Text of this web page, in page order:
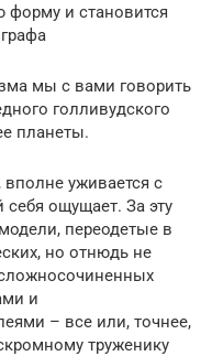
форму и становится
мы с вами говорить
голливудского
планеты.
уживается с
ощущает. За эту
переодетые в
но отнюдь не
и
– все или, точнее,
труженику